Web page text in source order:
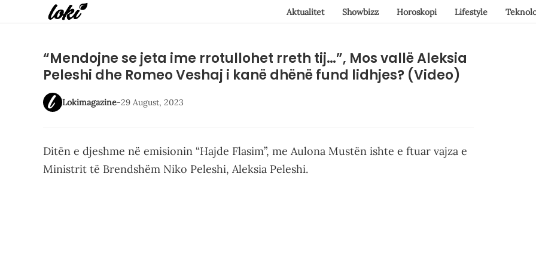
Aktualitet Showbizz Horoskopi Lifestyle
“Mendojne se jeta ime rrotullohet rreth tij…”, Mos vallë Aleksia
Peleshi dhe Romeo Veshaj i kanë dhënë fund lidhjes? (Video)
Lokimagazine-29 August, 2023
Ditën e djeshme në emisionin “Hajde Flasim”, me Aulona Mustën ishte e ftuar vajza e
Ministrit të Brendshëm Niko Peleshi, Aleksia Peleshi.